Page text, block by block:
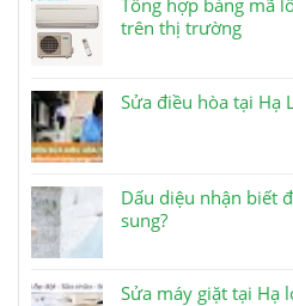
trên thị trường
Sửa điều hòa tại Hạ
Dấu diệu nhận biết
sung?
Sửa máy giặt tại Hạ